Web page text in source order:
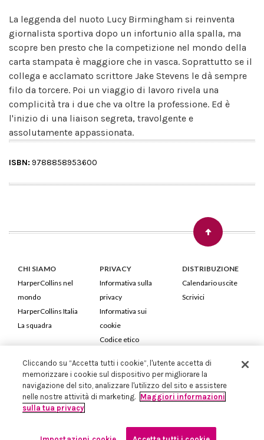
La leggenda del nuoto Lucy Birmingham si reinventa
giornalista sportiva dopo un infortunio alla spalla, ma
scopre ben presto che la competizione nel mondo della
carta stampata è maggiore che in vasca. Soprattutto se il
collega e acclamato scrittore Jake Stevens le dà sempre
filo da torcere. Poi un viaggio di lavoro rivela una
complicità tra i due che va oltre la professione. Ed è
l'inizio di una liaison segreta, travolgente e
assolutamente appassionata.
ISBN: 9788858953600
CHI SIAMO
HarperCollins nel
mondo
HarperCollins Italia
La squadra
PRIVACY
Informativa sulla
privacy
Informativa sui
cookie
Codice etico
DISTRIBUZIONE
Calendario uscite
Scrivici
HarperCollins Italia S.p.A. Viale Monte Nero, 84 - 20135 Milano
Cod. Fiscale e P.IVA 05946780151 - Capitale Sociale 258.250 €
Iscritta in Milano al Registro delle imprese nr.198004 e REA nr.1051898
Cliccando su “Accetta tutti i cookie”, l'utente accetta di
memorizzare i cookie sul dispositivo per migliorare la
navigazione del sito, analizzare l'utilizzo del sito e assistere
nelle nostre attività di marketing. Maggiori informazioni
sulla tua privacy